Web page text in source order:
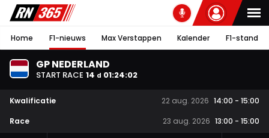
Home F1-nieuws Max Verstappen Kalender F1-stand
GP NEDERLAND
START RACE 14 d 01:24:01
Kwalificatie 22 aug. 2026 14:00 - 15:00
Race
23 aug. 2026 13:00 - 15:00